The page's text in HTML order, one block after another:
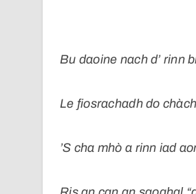
Bu daoine nach d’ rinn
Le fiosrachadh do
’S cha mhò a rinn iad